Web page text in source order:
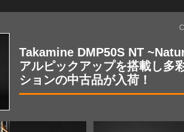
Takamine DMP50S NT
アルピックアップを搭載し多
ションの中古品が入荷！